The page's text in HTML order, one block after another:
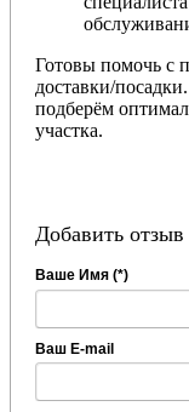
Готовы помочь с
доставки/
подберём
участка.
Добавить отзыв
Ваше Имя (*)
Ваш E-mail